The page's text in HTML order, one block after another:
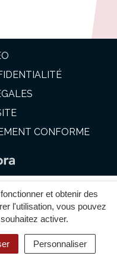
et obtenir des
l'utilisation, vous pouvez
activer.
Personnaliser
CONFORME